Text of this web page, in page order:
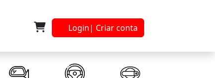
Login| Criar conta